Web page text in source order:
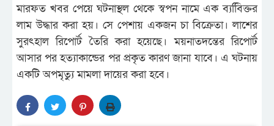
মারফত খবর পেয়ে ঘটনাস্থল থেকে স্বপন নামে এক ব্যবিিক্তর
লাম উদ্ধার করা হয়। সে পেশায় একজন চা বিক্রেতা। লাশের
সুরৎহাল রিপোর্ট তৈরি করা হয়েছে। ময়নাতদন্তের রিপোর্ট
আসার পর হত্যাকান্ডের পর প্রকৃত কারণ জানা যাবে। এ ঘটনায়
একটি অপমৃত্যু মামলা দায়ের করা হবে।